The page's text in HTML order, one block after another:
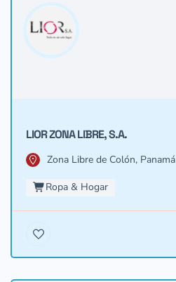
LIOR ZONA LIBRE, S.A.
Zona Libre de Colón, Panamá
Ropa & Hogar